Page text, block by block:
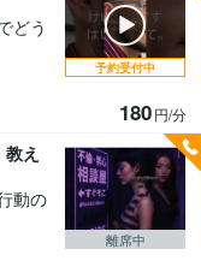
どう
180円/分
予約受付中
え
動の
離席中